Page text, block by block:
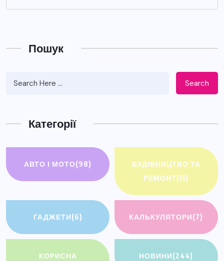
Пошук
Search
Категорії
АВТО І МОТО(98)
БУДІВНИЦТВО ТА
РЕМОНТ(11)
ГАДЖЕТИ(6) КАЛЬКУЛЯТОРИ(7)
КОРИСНА
НОВИНИ(244)